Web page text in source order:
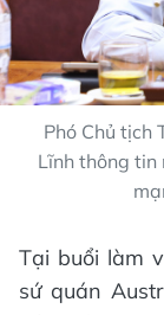
Phó Chủ tịch
Lĩnh thông tin
Tại buổi làm
sứ quán